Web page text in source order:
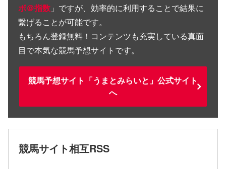
ボ＠指数 」ですが、効率的に利用することで結果に
繋げることが可能です。
もちろん登録無料！コンテンツも充実している真面
目で本気な競馬予想サイトです。
競馬予想サイト「うまとみらいと」公式サイト
へ
競馬サイト相互RSS